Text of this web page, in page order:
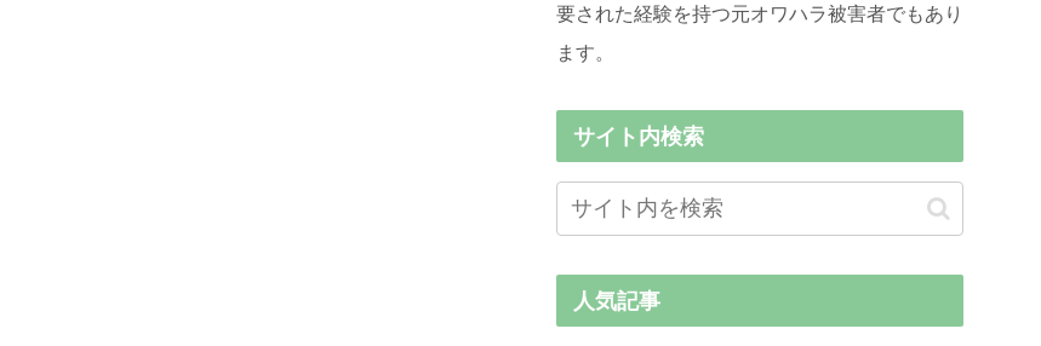
要された経験を持つ元オワハラ被害者でもあり
ます。
サイト内検索
人気記事